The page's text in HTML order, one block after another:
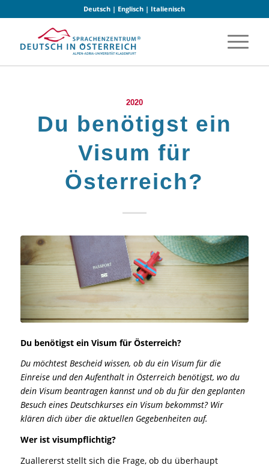
Deutsch | Englisch | Italienisch
2020
Du benötigst ein
Visum für
Österreich?
Du benötigst ein Visum für Österreich?
Du möchtest Bescheid wissen, ob du ein Visum für die
Einreise und den Aufenthalt in Österreich benötigst, wo du
dein Visum beantragen kannst und ob du für den geplanten
Besuch eines Deutschkurses ein Visum bekommst? Wir
klären dich über die aktuellen Gegebenheiten auf.
Wer ist visumpflichtig?
Zuallererst stellt sich die Frage, ob du überhaupt